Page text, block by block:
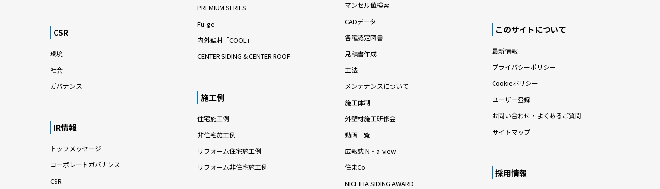
CSR
環境
社会
ガバナンス
IR情報
トップメッセージ
コーポレートガバナンス
CSR
PREMIUM SERIES
Fu-ge
内外壁材「COOL」
CENTER SIDING & CENTER ROOF
施工例
住宅施工例
非住宅施工例
リフォーム住宅施工例
リフォーム非住宅施工例
マンセル値検索
CADデータ
各種認定図書
見積書作成
工法
メンテナンスについて
施工体制
外壁材施工研修会
動画一覧
広報誌 N・a-view
住まCo
NICHIHA SIDING AWARD
このサイトについて
最新情報
プライバシーポリシー
Cookieポリシー
ユーザー登録
お問い合わせ・よくあるご質問
サイトマップ
採用情報